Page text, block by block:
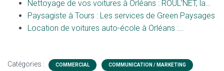
Nettoyage de vos voitures à Orléans : ROUL'NET, la…
Paysagiste à Tours : Les services de Green Paysages
Location de voitures auto-école à Orléans :…
Catégories : COMMERCIAL COMMUNICATION / MARKETING